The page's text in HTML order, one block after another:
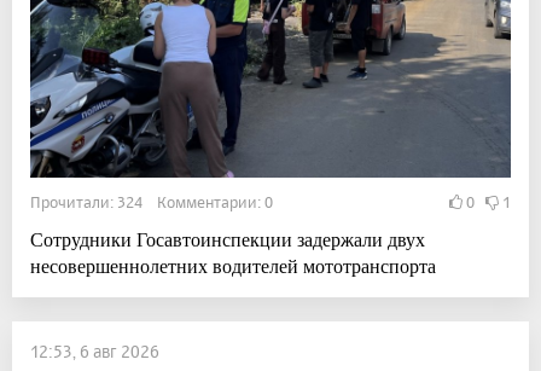
Прочитали: 324 Комментарии: 0 0 1
Сотрудники Госавтоинспекции задержали двух
несовершеннолетних водителей мототранспорта
12:53, 6 авг 2026